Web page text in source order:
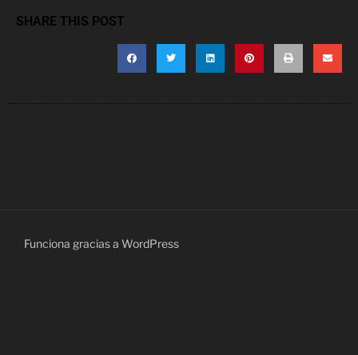
SHARE THIS POST
Funciona gracias a WordPress